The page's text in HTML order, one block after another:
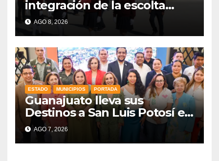
integración de la escolta
escolar prioritando la
inclusión
AGO 8, 2026
ESTADO MUNICIPIOS PORTADA
Guanajuato lleva sus
Destinos a San Luis Potosí en
vísperas de la FENAPO
AGO 7, 2026